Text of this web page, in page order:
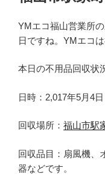
YMエコ福山営業所
日ですね。YMエコ
本日の不用品回収状
日時：2,017年5月4日
回収場所： 福山市駅
回収品目：扇風機、
器などです。